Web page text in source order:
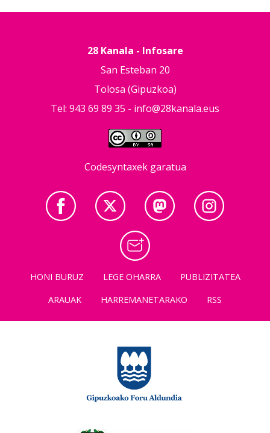
28 Kanala - Infosare
San Esteban 20
Tolosa (Gipuzkoa)
Tel: 943 69 89 35 - info@28kanala.eus
Codesyntaxek garatua
HONI BURUZ LEGE OHARRA
PUBLIZITATEA
ARAUAK
HARREMANETARAKO RSS